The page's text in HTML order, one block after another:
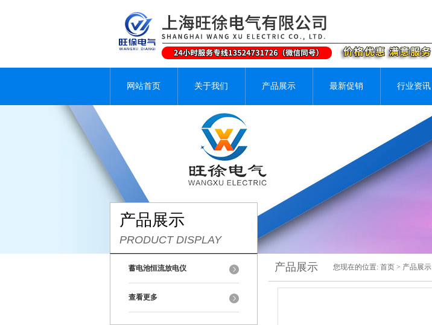
网站首页 关于我们 产品展示 最新促销 行业资讯
产品展示
PRODUCT DISPLAY
蓄电池恒流放电仪
查看更多
产品展示 您现在的位置: 首页 > 产品展示